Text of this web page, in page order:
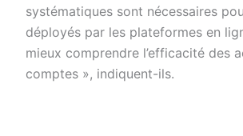
systématiques sont nécessaires
déployés par les plateformes en
mieux comprendre l’efficacité des
comptes », indiquent-ils.